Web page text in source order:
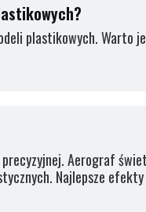
plastikowych. Warto
Aerograf
Najlepsze